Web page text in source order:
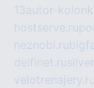
13autor-
hostserve.ru
neznobi.ru
delfinet.ru
velotrenajery.ru